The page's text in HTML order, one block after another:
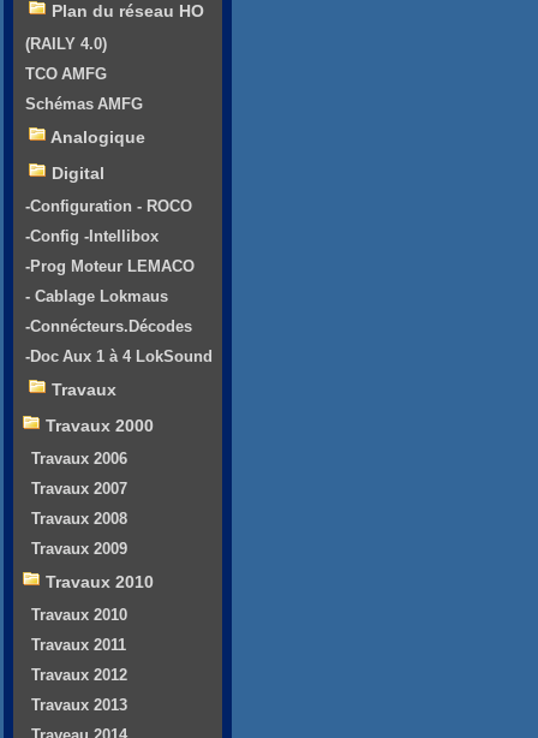
Plan du réseau HO
(RAILY 4.0)
TCO AMFG
Schémas AMFG
Analogique
Digital
-Configuration - ROCO
-Config -Intellibox
-Prog Moteur LEMACO
- Cablage Lokmaus
-Connécteurs.Décodes
-Doc Aux 1 à 4 LokSound
Travaux
Travaux 2000
Travaux 2006
Travaux 2007
Travaux 2008
Travaux 2009
Travaux 2010
Travaux 2010
Travaux 2011
Travaux 2012
Travaux 2013